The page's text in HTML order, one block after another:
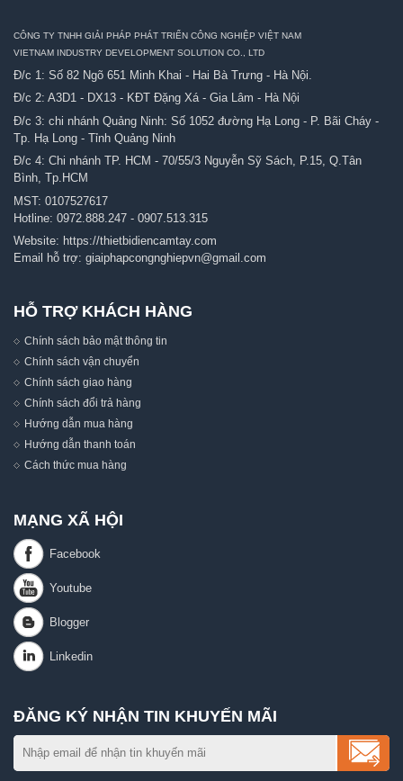
CÔNG TY TNHH GIẢI PHÁP PHÁT TRIỂN CÔNG NGHIỆP VIỆT NAM
VIETNAM INDUSTRY DEVELOPMENT SOLUTION CO., LTD
Đ/c 1: Số 82 Ngõ 651 Minh Khai - Hai Bà Trưng - Hà Nội.
Đ/c 2: A3D1 - DX13 - KĐT Đặng Xá - Gia Lâm - Hà Nội
Đ/c 3: chi nhánh Quảng Ninh: Số 1052 đường Hạ Long - P. Bãi Cháy -
Tp. Hạ Long - Tỉnh Quảng Ninh
Đ/c 4: Chi nhánh TP. HCM - 70/55/3 Nguyễn Sỹ Sách, P.15, Q.Tân
Bình, Tp.HCM
MST: 0107527617
Hotline: 0972.888.247 - 0907.513.315
Website: https://thietbidiencamtay.com
Email hỗ trợ: giaiphapcongnghiepvn@gmail.com
HỖ TRỢ KHÁCH HÀNG
Chính sách bảo mật thông tin
Chính sách vận chuyển
Chính sách giao hàng
Chính sách đổi trả hàng
Hướng dẫn mua hàng
Hướng dẫn thanh toán
Cách thức mua hàng
MẠNG XÃ HỘI
ĐĂNG KÝ NHẬN TIN KHUYẾN MÃI